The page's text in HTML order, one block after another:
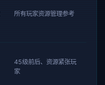
所有玩家资源管理参考
45级前后、资源紧张玩
家